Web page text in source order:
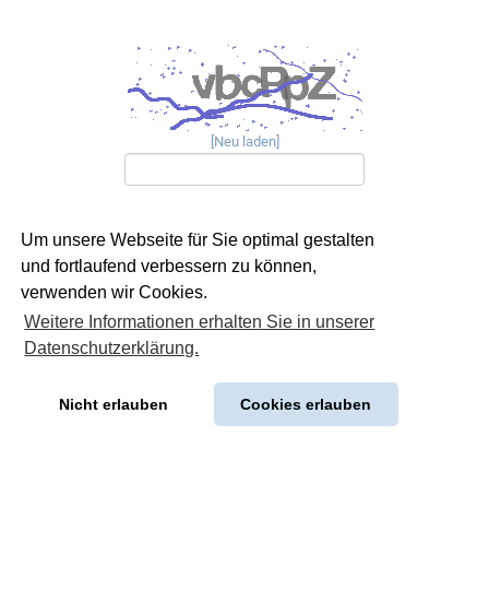
Um unsere Webseite für Sie optimal gestalten
und fortlaufend verbessern zu können,
verwenden wir Cookies.
Weitere Informationen erhalten Sie in unserer
Datenschutzerklärung.
Nicht erlauben Cookies erlauben
[Neu laden]